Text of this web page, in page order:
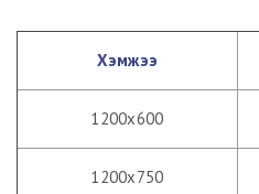
Хэмжээ
1200х600
1200х750